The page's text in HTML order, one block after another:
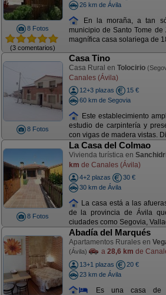
8 Fotos
(3 comentarios)
26 km de Ávila
En la moraña, a tan
municipio de Santo Tome
magnífica casa solariega de
8 Fotos
Casa Tino
Casa Rural en Tolocirio
Canales (Ávila)
12+3 plazas
15 €
60 km de Segovia
Este establecimiento
estudio de carpintería y
con vigas de madera vistas.
8 Fotos
La Casa del Colmao
Vivienda turística en
km de Canales (Ávila)
4+2 plazas
30 €
30 km de Ávila
La casa está a las
de la provincia de Ávila
ciudades como Segovia,
Abadía del Marqués
Apartamentos Rurales en
(Ávila) a 28,6 km de
13+1 plazas
20 €
23 km de Ávila
Es una casa de